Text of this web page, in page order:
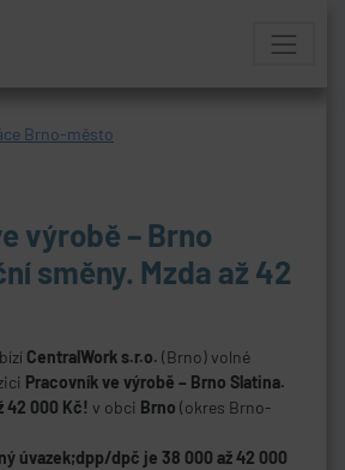
Brno-město
výrobě – Brno
směny. Mzda až 42
CentralWork s.r.o. (Brno) volné
Pracovník ve výrobě – Brno Slatina.
42 000 Kč! v obci Brno (okres Brno-
úvazek;dpp/dpč je 38 000 až 42 000